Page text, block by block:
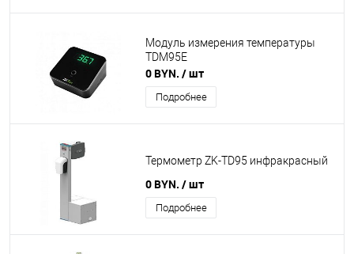
Модуль измерения температуры
TDM95E
0 BYN. / шт
Подробнее
Термометр ZK-TD95 инфракрасный
0 BYN. / шт
Подробнее